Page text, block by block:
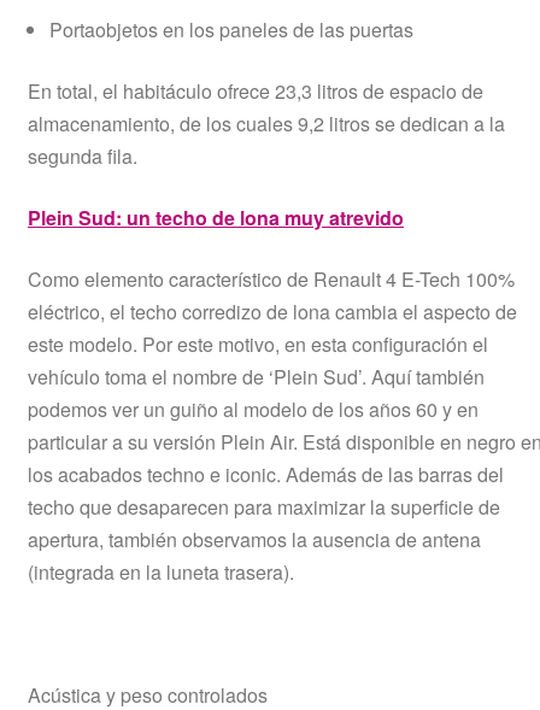
Portaobjetos en los paneles de las puertas
En total, el habitáculo ofrece 23,3 litros de espacio de
almacenamiento, de los cuales 9,2 litros se dedican a la
segunda fila.
Plein Sud: un techo de lona muy atrevido
Como elemento característico de Renault 4 E-Tech 100%
eléctrico, el techo corredizo de lona cambia el aspecto de
este modelo. Por este motivo, en esta configuración el
vehículo toma el nombre de ‘Plein Sud’. Aquí también
podemos ver un guiño al modelo de los años 60 y en
particular a su versión Plein Air. Está disponible en negro
los acabados techno e iconic. Además de las barras del
techo que desaparecen para maximizar la superficie de
apertura, también observamos la ausencia de antena
(integrada en la luneta trasera).
Acústica y peso controlados